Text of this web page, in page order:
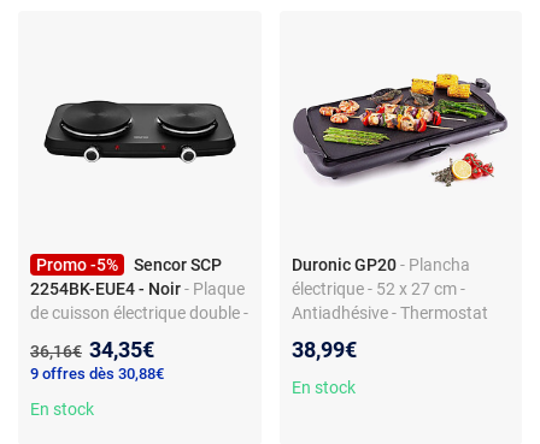
Promo -5%
Sencor SCP
2254BK-EUE4 - Noir- Plaque
de cuisson électrique double -
Thermostat réglable -
Témoins LED - Protection
anti-surchauffe -
Ancien prix :
36,16€ Nouveau prix :
34,35€
9 offres dès 30,88€
En stock
Duronic GP20 - Plancha
électrique - 52 x 27 cm -
Antiadhésive - Thermostat
38,99€
En stock